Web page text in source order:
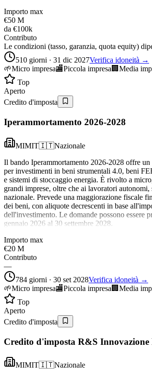
Importo max
€50 M
da €100k
Contributo
Le condizioni (tasso, garanzia, quota equity)
510 giorni · 31 dic 2027Verifica idoneità →
🌱Micro impresa🏬Piccola impresa 🏢 Media
Top
Aperto
Credito d'imposta
Iperammortamento 2026-2028
MIMIT🇮🇹Nazionale
Il bando Iperammortamento 2026-2028 offre un
per investimenti in beni strumentali 4.0, beni
e sistemi di stoccaggio energia. È rivolto a
grandi imprese, oltre che ai lavoratori
nazionale. Prevede una maggiorazione fiscale
dei beni, con aliquote decrescenti in base
dell'investimento. Le domande possono essere
gennaio 2026 al 30 settembre 2028.
Importo max
€20 M
Contributo
—
784 giorni · 30 set 2028Verifica idoneità →
🌱Micro impresa🏬Piccola impresa 🏢 Media
Top
Aperto
Credito d'imposta
Credito d'imposta R&S Innovazione
MIMIT🇮🇹Nazionale